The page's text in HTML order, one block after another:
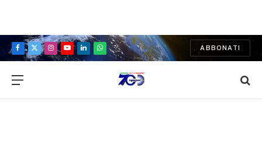
Facebook
X
Instagram
YouTubeLinkedInWhatsApp
ABBONATI